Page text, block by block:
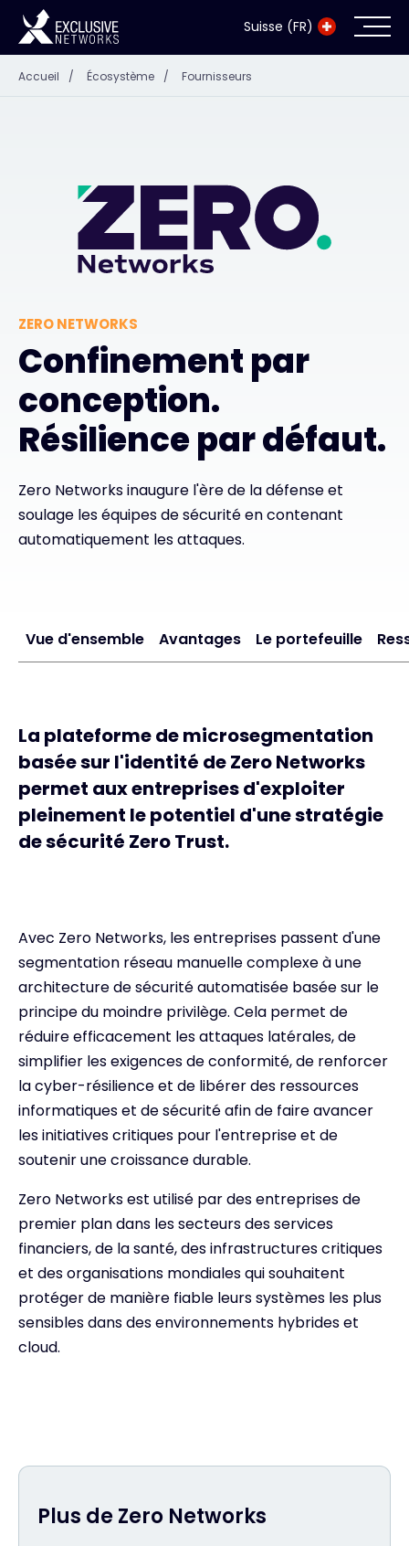
Suisse (FR)
Ressources
Entreprise
Exclusive Access Login
Exclusive Access - En savoir plus
Contact
#weareexclusive
Accueil / Écosystème / Fournisseurs
ZERO NETWORKS
Confinement par
conception.
Résilience par défaut.
Zero Networks inaugure l'ère de la défense et
soulage les équipes de sécurité en contenant
automatiquement les attaques.
Vue d'ensemble Avantages Le portefeuille
La plateforme de microsegmentation
basée sur l'identité de Zero Networks
permet aux entreprises d'exploiter
pleinement le potentiel d'une stratégie
de sécurité Zero Trust.
Avec Zero Networks, les entreprises passent d'une
segmentation réseau manuelle complexe à une
architecture de sécurité automatisée basée sur le
principe du moindre privilège. Cela permet de
réduire efficacement les attaques latérales, de
simplifier les exigences de conformité, de renforcer
la cyber-résilience et de libérer des ressources
informatiques et de sécurité afin de faire avancer
les initiatives critiques pour l'entreprise et de
soutenir une croissance durable.
Zero Networks est utilisé par des entreprises de
premier plan dans les secteurs des services
financiers, de la santé, des infrastructures critiques
et des organisations mondiales qui souhaitent
protéger de manière fiable leurs systèmes les plus
sensibles dans des environnements hybrides et
cloud.
Plus de Zero Networks